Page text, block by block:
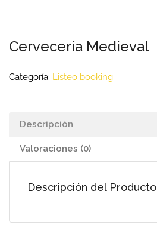
Cervecería Medieval
Categoría: Listeo booking
Descripción
Valoraciones (0)
Descripción del Producto